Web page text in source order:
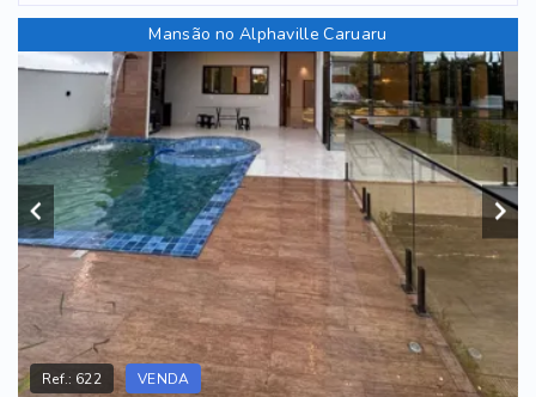
Mansão no Alphaville Caruaru
Ref.: 622 VENDA